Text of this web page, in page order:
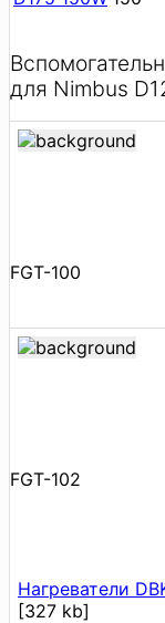
для Nimbus
FGT-100
FGT-102
Нагреватели
[327 kb]